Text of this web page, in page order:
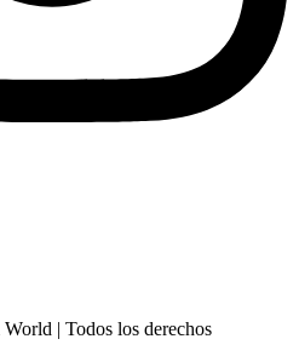
| Todos los derechos